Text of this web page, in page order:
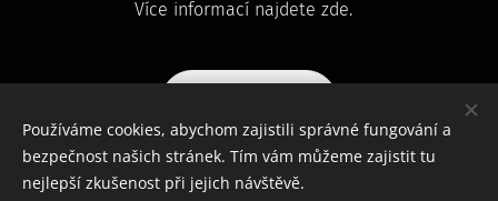
Více informací najdete zde.
ostravacky@post.czIČO 24721841
Používáme cookies, abychom zajistili správné fungování a
bezpečnost našich stránek. Tím vám můžeme zajistit tu
nejlepší zkušenost při jejich návštěvě.